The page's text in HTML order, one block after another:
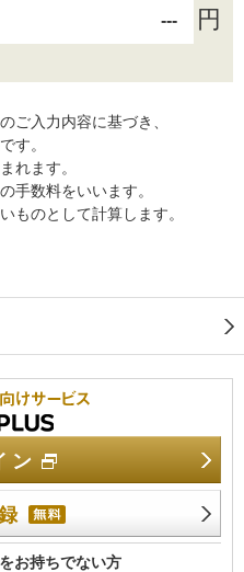
--- 円
ご入力内容に基づき、
す。
れます。
手数料をいいます。
ものとして計算します。
ン
お持ちでない方